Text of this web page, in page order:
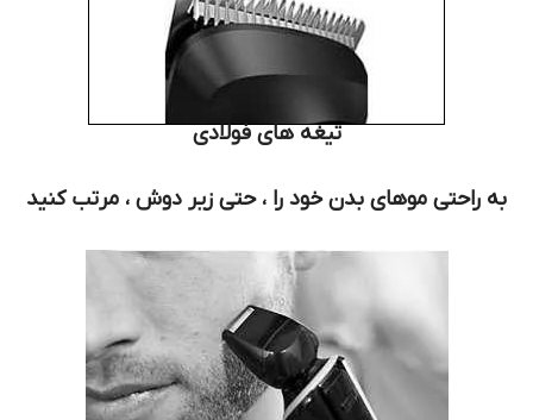
تیغه های فولادی
به راحتی موهای بدن خود را ، حتی زیر دوش ، مرتب کنید